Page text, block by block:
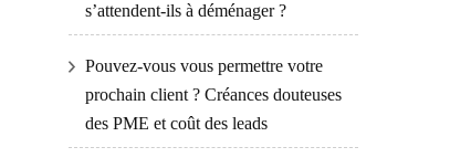
s’attendent-ils à déménager ?
Pouvez-vous vous permettre votre
prochain client ? Créances douteuses
des PME et coût des leads